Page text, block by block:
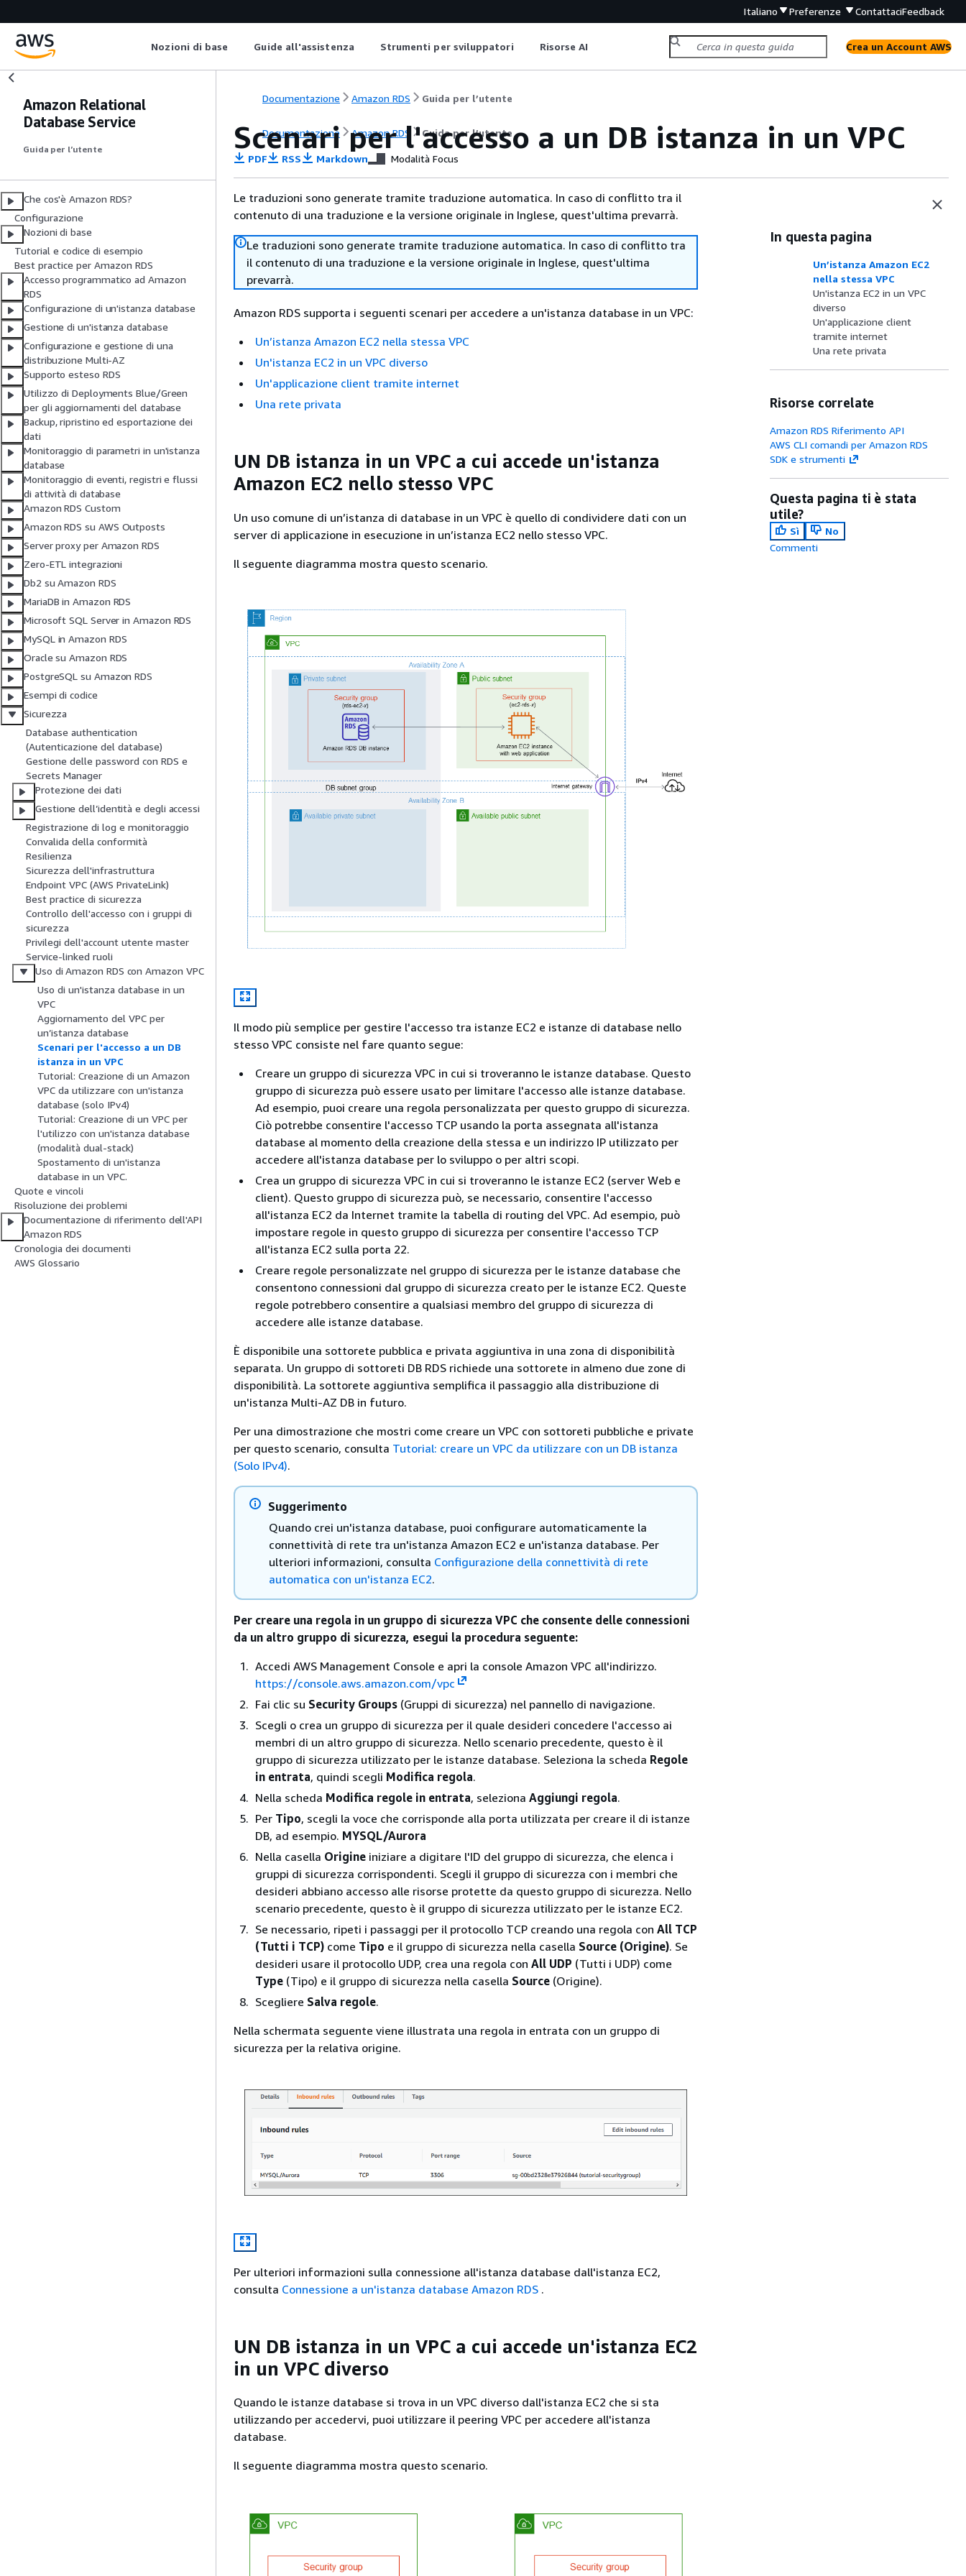
Italiano Preferenze ContattaciFeedback
Nozioni di base Guide all'assistenza Strumenti per sviluppatori Risorse AI Crea un Account AWS
Amazon Relational
Database Service
Guida per l’utente
Che cos'è Amazon RDS?
Configurazione
Nozioni di base
Tutorial e codice di esempio
Best practice per Amazon RDS
Accesso programmatico ad Amazon
RDS
Configurazione di un'istanza database
Gestione di un'istanza database
Configurazione e gestione di una
distribuzione Multi-AZ
Supporto esteso RDS
Utilizzo di Deployments Blue/Green
per gli aggiornamenti del database
Backup, ripristino ed esportazione dei
dati
Monitoraggio di parametri in un'istanza
database
Monitoraggio di eventi, registri e flussi
di attività di database
Amazon RDS Custom
Amazon RDS su AWS Outposts
Server proxy per Amazon RDS
Zero-ETL integrazioni
Db2 su Amazon RDS
MariaDB in Amazon RDS
Microsoft SQL Server in Amazon RDS
MySQL in Amazon RDS
Oracle su Amazon RDS
PostgreSQL su Amazon RDS
Esempi di codice
Sicurezza
Database authentication
(Autenticazione del database)
Gestione delle password con RDS e
Secrets Manager
Protezione dei dati
Gestione dell’identità e degli accessi
Registrazione di log e monitoraggio
Convalida della conformità
Resilienza
Sicurezza dell'infrastruttura
Endpoint VPC (AWS PrivateLink)
Best practice di sicurezza
Controllo dell'accesso con i gruppi di
sicurezza
Privilegi dell'account utente master
Service-linked ruoli
Uso di Amazon RDS con Amazon VPC
Uso di un'istanza database in un
VPC
Aggiornamento del VPC per
un’istanza database
Scenari per l'accesso a un DB
istanza in un VPC
Tutorial: Creazione di un Amazon
VPC da utilizzare con un'istanza
database (solo IPv4)
Tutorial: Creazione di un VPC per
l'utilizzo con un'istanza database
(modalità dual-stack)
Spostamento di un'istanza
database in un VPC.
Quote e vincoli
Risoluzione dei problemi
Documentazione di riferimento dell'API
Amazon RDS
Cronologia dei documenti
AWS Glossario
Documentazione Amazon RDS Guida per l’utente
Documentazione Amazon RDS Guida per l’utente
Scenari per l'accesso a un DB istanza in un VPC
PDF RSS Markdown Modalità Focus
Le traduzioni sono generate tramite traduzione automatica. In caso di conflitto tra il
contenuto di una traduzione e la versione originale in Inglese, quest'ultima prevarrà.
Le traduzioni sono generate tramite traduzione automatica. In caso di conflitto tra
il contenuto di una traduzione e la versione originale in Inglese, quest'ultima
prevarrà.
Amazon RDS supporta i seguenti scenari per accedere a un'istanza database in un VPC:
Un’istanza Amazon EC2 nella stessa VPC
Un'istanza EC2 in un VPC diverso
Un'applicazione client tramite internet
Una rete privata
UN DB istanza in un VPC a cui accede un'istanza
Amazon EC2 nello stesso VPC
Un uso comune di un’istanza di database in un VPC è quello di condividere dati con un
server di applicazione in esecuzione in un’istanza EC2 nello stesso VPC.
Il seguente diagramma mostra questo scenario.
Il modo più semplice per gestire l'accesso tra istanze EC2 e istanze di database nello
stesso VPC consiste nel fare quanto segue:
Creare un gruppo di sicurezza VPC in cui si troveranno le istanze database. Questo
gruppo di sicurezza può essere usato per limitare l'accesso alle istanze database.
Ad esempio, puoi creare una regola personalizzata per questo gruppo di sicurezza.
Ciò potrebbe consentire l'accesso TCP usando la porta assegnata all'istanza
database al momento della creazione della stessa e un indirizzo IP utilizzato per
accedere all'istanza database per lo sviluppo o per altri scopi.
Crea un gruppo di sicurezza VPC in cui si troveranno le istanze EC2 (server Web e
client). Questo gruppo di sicurezza può, se necessario, consentire l'accesso
all'istanza EC2 da Internet tramite la tabella di routing del VPC. Ad esempio, può
impostare regole in questo gruppo di sicurezza per consentire l'accesso TCP
all'istanza EC2 sulla porta 22.
Creare regole personalizzate nel gruppo di sicurezza per le istanze database che
consentono connessioni dal gruppo di sicurezza creato per le istanze EC2. Queste
regole potrebbero consentire a qualsiasi membro del gruppo di sicurezza di
accedere alle istanze database.
È disponibile una sottorete pubblica e privata aggiuntiva in una zona di disponibilità
separata. Un gruppo di sottoreti DB RDS richiede una sottorete in almeno due zone di
disponibilità. La sottorete aggiuntiva semplifica il passaggio alla distribuzione di
un'istanza Multi-AZ DB in futuro.
Per una dimostrazione che mostri come creare un VPC con sottoreti pubbliche e private
per questo scenario, consulta Tutorial: creare un VPC da utilizzare con un DB istanza
(Solo IPv4).
Suggerimento
Quando crei un'istanza database, puoi configurare automaticamente la
connettività di rete tra un'istanza Amazon EC2 e un'istanza database. Per
ulteriori informazioni, consulta Configurazione della connettività di rete
automatica con un'istanza EC2.
Per creare una regola in un gruppo di sicurezza VPC che consente delle connessioni
da un altro gruppo di sicurezza, esegui la procedura seguente:
Accedi AWS Management Console e apri la console Amazon VPC all'indirizzo.
https://console.aws.amazon.com/vpc
Fai clic su Security Groups (Gruppi di sicurezza) nel pannello di navigazione.
Scegli o crea un gruppo di sicurezza per il quale desideri concedere l'accesso ai
membri di un altro gruppo di sicurezza. Nello scenario precedente, questo è il
gruppo di sicurezza utilizzato per le istanze database. Seleziona la scheda Regole
in entrata, quindi scegli Modifica regola.
Nella scheda Modifica regole in entrata, seleziona Aggiungi regola.
Per Tipo, scegli la voce che corrisponde alla porta utilizzata per creare il di istanze
DB, ad esempio. MYSQL/Aurora
Nella casella Origine iniziare a digitare l'ID del gruppo di sicurezza, che elenca i
gruppi di sicurezza corrispondenti. Scegli il gruppo di sicurezza con i membri che
desideri abbiano accesso alle risorse protette da questo gruppo di sicurezza. Nello
scenario precedente, questo è il gruppo di sicurezza utilizzato per le istanze EC2.
Se necessario, ripeti i passaggi per il protocollo TCP creando una regola con All TCP
(Tutti i TCP) come Tipo e il gruppo di sicurezza nella casella Source (Origine). Se
desideri usare il protocollo UDP, crea una regola con All UDP (Tutti i UDP) come
Type (Tipo) e il gruppo di sicurezza nella casella Source (Origine).
Scegliere Salva regole.
Nella schermata seguente viene illustrata una regola in entrata con un gruppo di
sicurezza per la relativa origine.
Per ulteriori informazioni sulla connessione all'istanza database dall'istanza EC2,
consulta Connessione a un'istanza database Amazon RDS .
UN DB istanza in un VPC a cui accede un'istanza EC2
in un VPC diverso
Quando le istanze database si trova in un VPC diverso dall'istanza EC2 che si sta
utilizzando per accedervi, puoi utilizzare il peering VPC per accedere all'istanza
database.
Il seguente diagramma mostra questo scenario.
In questa pagina
Un’istanza Amazon EC2
nella stessa VPC
Un'istanza EC2 in un VPC
diverso
Un'applicazione client
tramite internet
Una rete privata
Risorse correlate
Amazon RDS Riferimento API
AWS CLI comandi per Amazon RDS
SDK e strumenti
Questa pagina ti è stata
utile?
Sì
No
Commenti